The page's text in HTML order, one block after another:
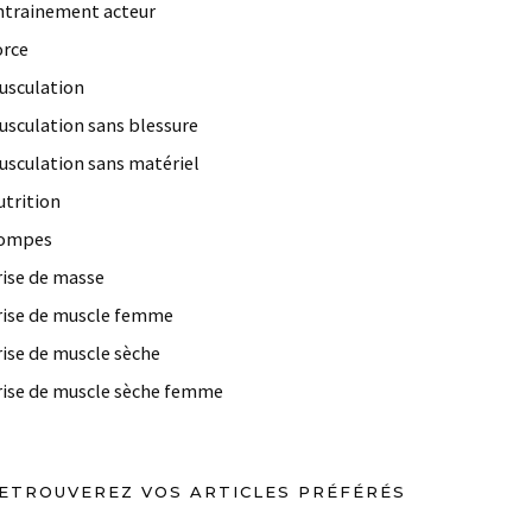
acteur
sans blessure
sans matériel
de masse
de muscle femme
de muscle sèche
de muscle sèche femme
VOS ARTICLES PRÉFÉRÉS